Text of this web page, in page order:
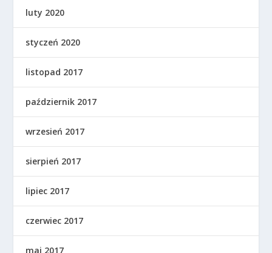
luty 2020
styczeń 2020
listopad 2017
październik 2017
wrzesień 2017
sierpień 2017
lipiec 2017
czerwiec 2017
maj 2017